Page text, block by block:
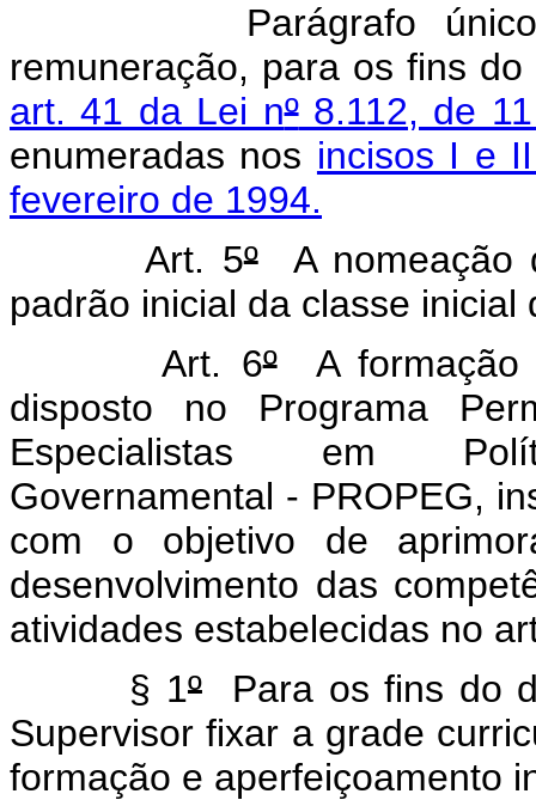
Parágrafo único.
remuneração, para os fins
art. 41 da Lei nº8.112, de
enumeradas nos incisos I e
fevereiro de 1994.
Art. 5ºA nomeação
padrão inicial da classe inicial
Art. 6ºA formação
disposto no Programa
Especialistas em
Governamental - PROPEG,
com o objetivo de
desenvolvimento das
atividades estabelecidas no
§ 1ºPara os fins do
Supervisor fixar a grade
formação e aperfeiçoamento